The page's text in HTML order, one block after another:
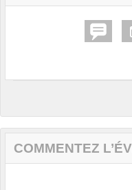
COMMENTEZ